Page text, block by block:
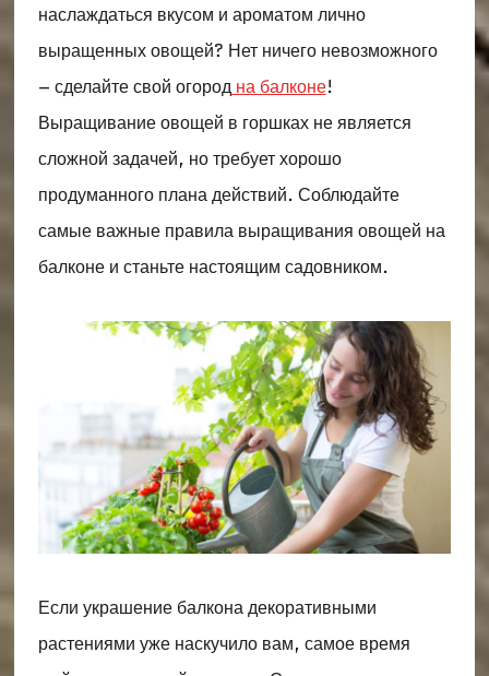
наслаждаться вкусом и ароматом лично
выращенных овощей? Нет ничего невозможного
– сделайте свой огородна балконе!
Выращивание овощей в горшках не является
сложной задачей, но требует хорошо
продуманного плана действий. Соблюдайте
самые важные правила выращивания овощей на
балконе и станьте настоящим садовником.
Если украшение балкона декоративными
растениями уже наскучило вам, самое время